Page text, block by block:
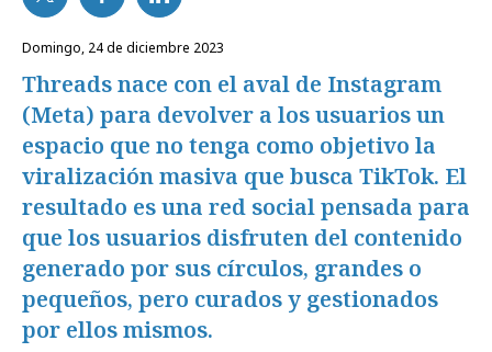
domingo, 24 de diciembre 2023
Threads nace con el aval de Instagram
(Meta) para devolver a los usuarios un
espacio que no tenga como objetivo la
viralización masiva que busca TikTok. El
resultado es una red social pensada para
que los usuarios disfruten del contenido
generado por sus círculos, grandes o
pequeños, pero curados y gestionados
por ellos mismos.